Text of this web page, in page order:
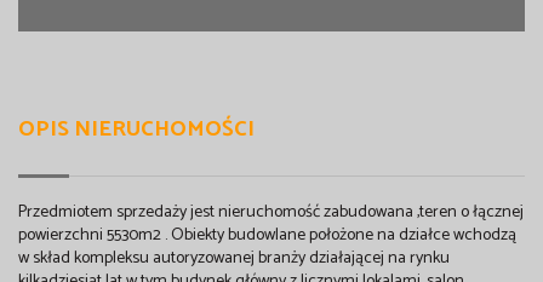
OPIS NIERUCHOMOŚCI
Przedmiotem sprzedaży jest nieruchomość zabudowana ,teren o łącznej
powierzchni 5530m2 . Obiekty budowlane położone na działce wchodzą
w skład kompleksu autoryzowanej branży działającej na rynku